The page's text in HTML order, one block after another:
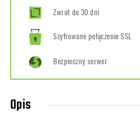
Zwrot do 30 dni
Szyfrowane połączenie SSL
Bezpieczny serwer
Opis